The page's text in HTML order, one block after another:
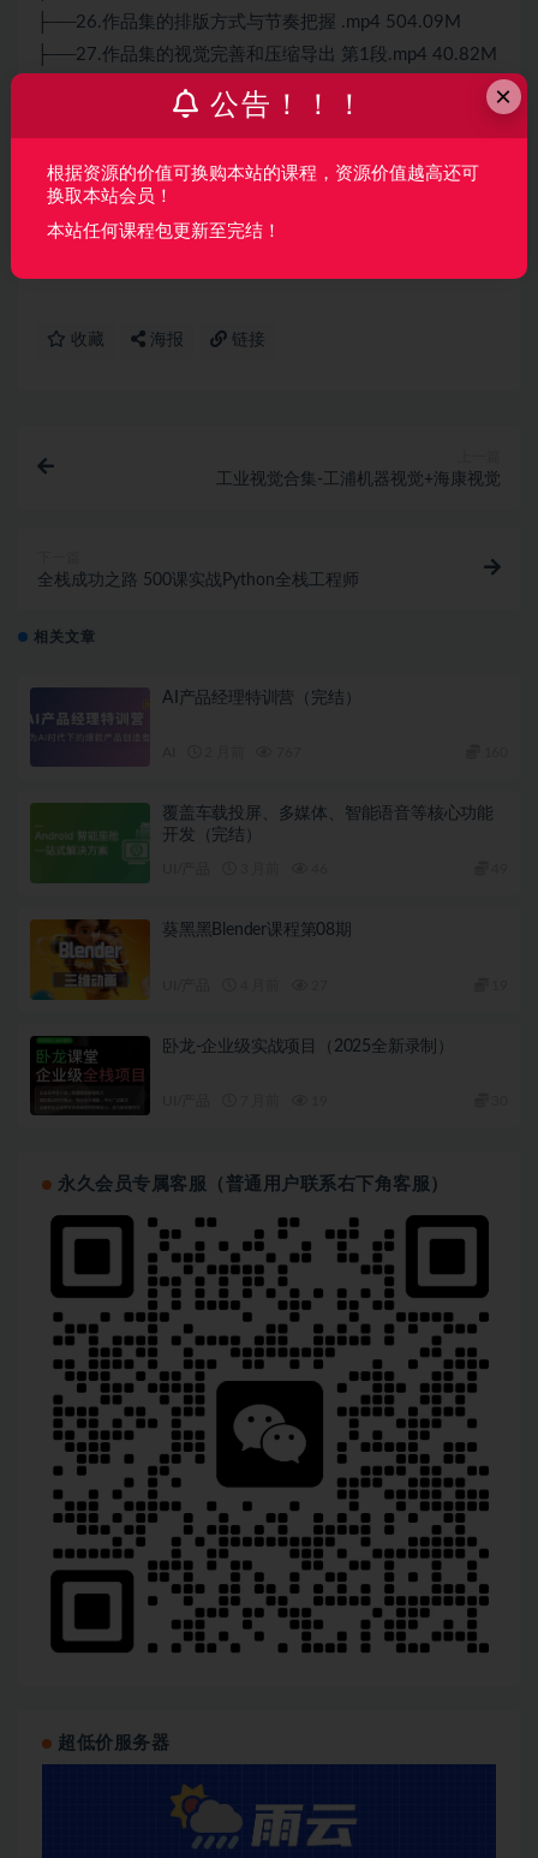
├──26.作品集的排版方式与节奏把握 .mp4 504.09M
├──27.作品集的视觉完善和压缩导出 第1段.mp4 40.82M
├──27.作品集的视觉完善和压缩导出 第2段.mp4
声明： 本站所有资料均来源于网络以及用户发布，如对资源有争
收藏 海报 链接
工业视觉合集-工浦机器视觉+海康视觉
全栈成功之路 500课实战Python全栈工程师
相关文章
AI产品经理特训营（完结）
覆盖车载投屏、多媒体、智能语音等核心功能
开发（完结）
葵黑黑Blender课程第08期
卧龙-企业级实战项目（2025全新录制）
永久会员专属客服（普通用户联系右下角客服）
超低价服务器
×
公告！！！
根据资源的价值可换购本站的课程，资源价值越高还可
换取本站会员！
本站任何课程包更新至完结！